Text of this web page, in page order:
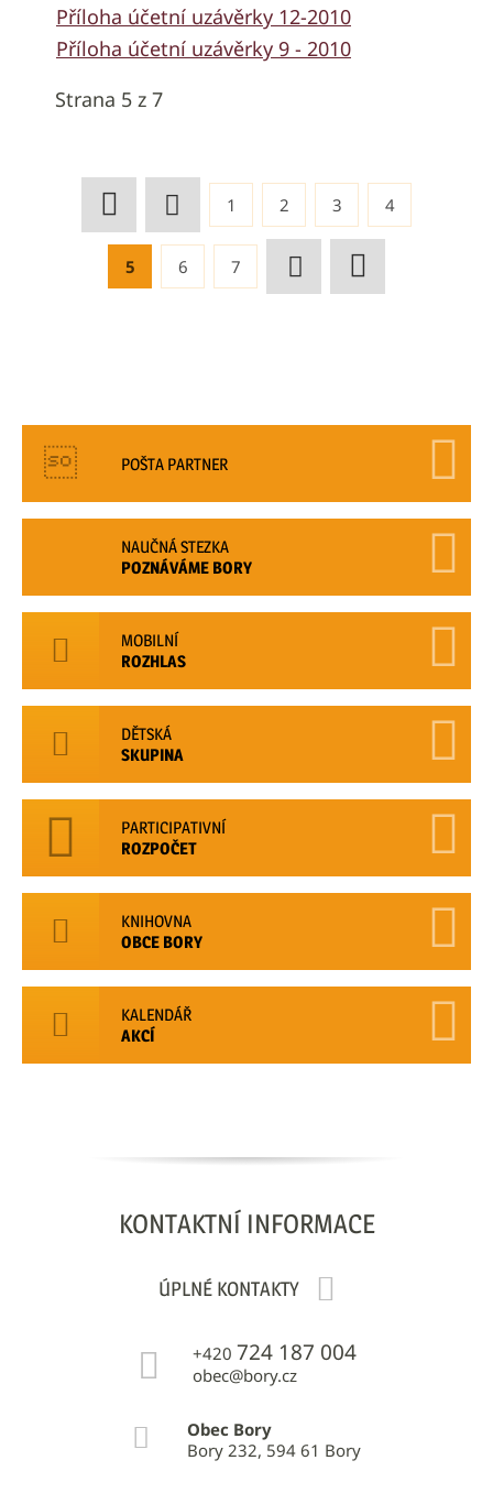
Příloha účetní uzávěrky 12-2010
Příloha účetní uzávěrky 9 - 2010
Strana 5 z 7
1 2 3 4
5 6 7
POŠTA PARTNER
NAUČNÁ STEZKA
POZNÁVÁME BORY
MOBILNÍ
ROZHLAS
DĚTSKÁ
SKUPINA
PARTICIPATIVNÍ
ROZPOČET
KNIHOVNA
OBCE BORY
KALENDÁŘ
AKCÍ
KONTAKTNÍ INFORMACE
Obec Bory
Bory 232, 594 61 Bory
+420 724 187 004
obec@bory.cz
ÚPLNÉ KONTAKTY